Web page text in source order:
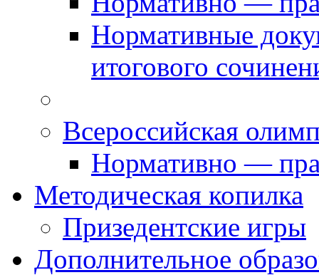
Нормативные
итогового
Всероссийская
Нормативно —
Методическая копилка
Призедентские игры
Дополнительное